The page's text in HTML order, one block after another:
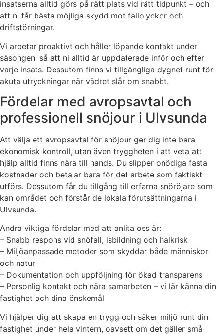
insatserna alltid görs på rätt plats vid rätt tidpunkt – och
att ni får bästa möjliga skydd mot fallolyckor och
driftstörningar.
Vi arbetar proaktivt och håller löpande kontakt under
säsongen, så att ni alltid är uppdaterade inför och efter
varje insats. Dessutom finns vi tillgängliga dygnet runt för
akuta utryckningar när vädret slår om snabbt.
Fördelar med avropsavtal och
professionell snöjour i Ulvsunda
Att välja ett avropsavtal för snöjour ger dig inte bara
ekonomisk kontroll, utan även tryggheten i att veta att
hjälp alltid finns nära till hands. Du slipper onödiga fasta
kostnader och betalar bara för det arbete som faktiskt
utförs. Dessutom får du tillgång till erfarna snöröjare som
kan området och förstår de lokala förutsättningarna i
Ulvsunda.
Andra viktiga fördelar med att anlita oss är:
– Snabb respons vid snöfall, isbildning och halkrisk
– Miljöanpassade metoder som skyddar både människor
och natur
– Dokumentation och uppföljning för ökad transparens
– Personlig kontakt och nära samarbeten – vi lär känna din
fastighet och dina önskemål
Vi hjälper dig att skapa en trygg och säker miljö runt din
fastighet under hela vintern, oavsett om det gäller små